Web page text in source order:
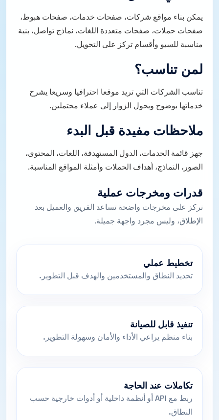
يمكن بناء مواقع شركات، صفحات خدمات، صفحات هبوط،
صفحات حملات، صفحات متعددة اللغات، نماذج تواصل، بنية
مناسبة للسيو وأقسام تركز على التحويل.
لمن تناسب؟
تناسب الشركات التي تريد موقعا احترافيا وسريعا يشرح
خدماتها بوضوح ويحول الزوار إلى عملاء محتملين.
ملاحظات مفيدة قبل البدء
جهز قائمة الخدمات، الدول المستهدفة، اللغات، المحتوى،
الصور، النماذج، أهداف الحملات وأمثلة المواقع المناسبة.
قدرات ومخرجات عملية
نركز على مخرجات واضحة تساعد الفريق والعميل بعد
الإطلاق، وليس مجرد واجهة جميلة.
تخطيط عملي
تحديد النطاق والمستخدمين والهدف قبل التطوير.
تنفيذ قابل للصيانة
بناء منظم يراعي الأداء والأمان وسهولة التطوير.
تكاملات عند الحاجة
ربط مع API أو أنظمة داخلية أو أدوات خارجية حسب
النطاق.